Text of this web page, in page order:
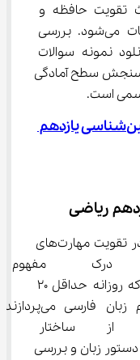
تقویت حافظه و
افزایش اعتماد به نفس در امتحانات می‌شود. بررسی
دانلود نمونه سوالات
سنجش سطح آمادگی
دانلود نمونه سوالات امتحانی زمین‌شناسی یازدهم
ریاضی
درس فارسی ۲ یازدهم نقش اساسی در تقویت مهارت‌های
درک
دقیقه به مرور و تمرین مفاهیم زبان
از ساختار
مرور دستور زبان و بررسی